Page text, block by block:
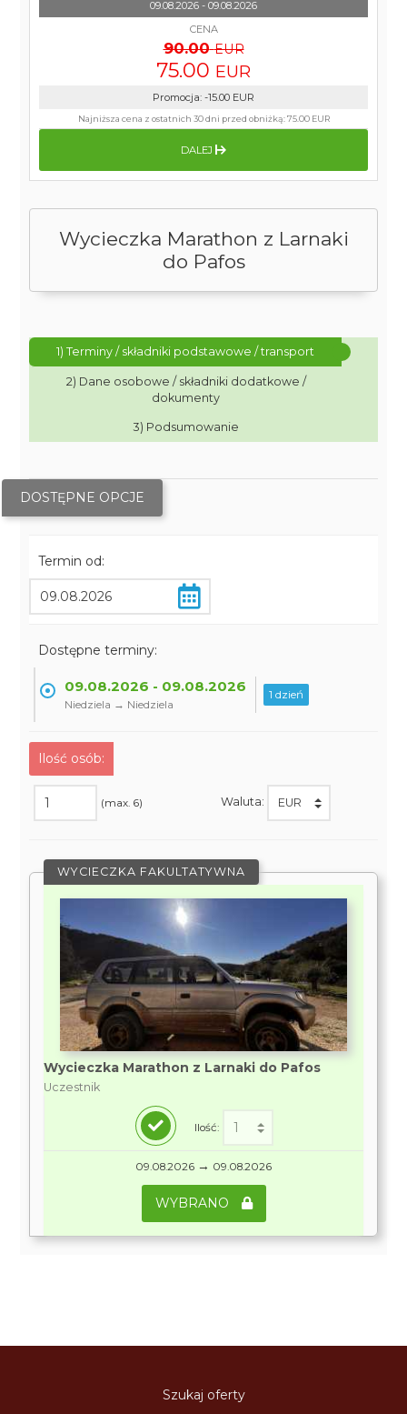
Wycieczka Marathon z Larnaki
do Pafos
1) Terminy / składniki podstawowe / transport
2) Dane osobowe / składniki dodatkowe /
dokumenty
3) Podsumowanie
DOSTĘPNE OPCJE
Termin od:
Dostępne terminy:
09.08.2026 - 09.08.2026
Niedziela → Niedziela
1 dzień
Ilość osób:
(max. 6) Waluta:
WYCIECZKA FAKULTATYWNA
Wycieczka Marathon z Larnaki do Pafos
Uczestnik
Ilość:
09.08.2026 → 09.08.2026
WYBRANO
09.08.2026 - 09.08.2026
CENA
90.00 EUR
75.00 EUR
Promocja: -15.00 EUR
Najniższa cena z ostatnich 30 dni przed obniżką:75.00 EUR
DALEJ
Szukaj oferty